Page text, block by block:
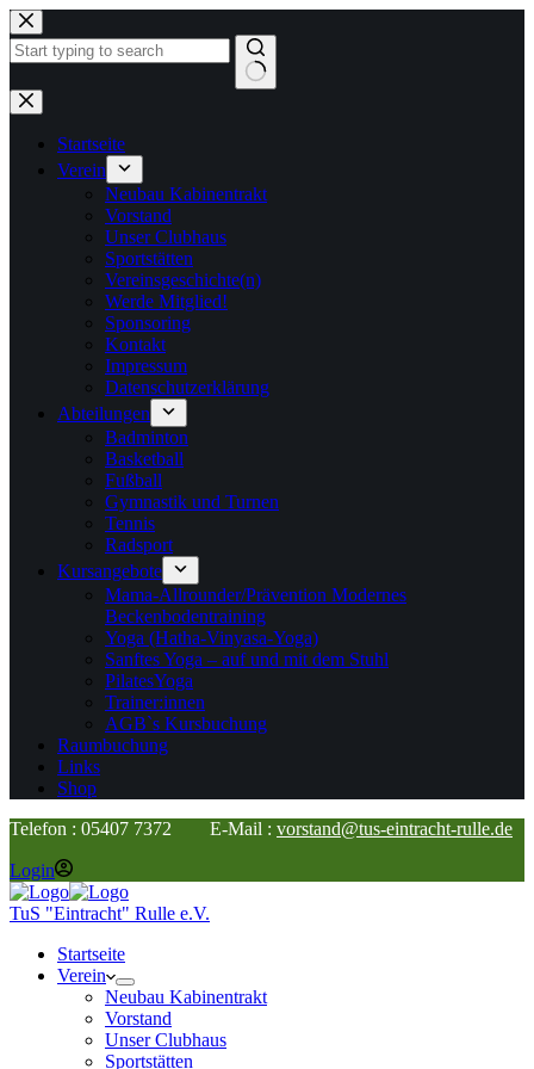
Zum
Inhalt
springen
Keine
Ergebnisse
Startseite
Verein
Neubau Kabinentrakt
Vorstand
Unser Clubhaus
Sportstätten
Vereinsgeschichte(n)
Werde Mitglied!
Sponsoring
Kontakt
Impressum
Datenschutzerklärung
Abteilungen
Badminton
Basketball
Fußball
Gymnastik und Turnen
Tennis
Radsport
Kursangebote
Mama-Allrounder/Prävention Modernes
Beckenbodentraining
Yoga (Hatha-Vinyasa-Yoga)
Sanftes Yoga – auf und mit dem Stuhl
PilatesYoga
Trainer:innen
AGB`s Kursbuchung
Raumbuchung
Links
Shop
Telefon : 05407 7372 E-Mail : vorstand@tus-eintracht-rulle.de
Login
TuS "Eintracht" Rulle e.V.
Startseite
Verein
Neubau Kabinentrakt
Vorstand
Unser Clubhaus
Sportstätten